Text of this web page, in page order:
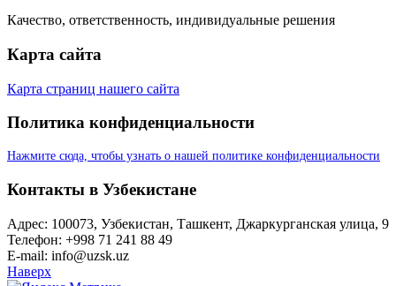
Качество, ответственность, индивидуальные решения
Карта сайта
Карта страниц нашего сайта
Политика конфиденциальности
Нажмите сюда, чтобы узнать о нашей политике конфиденциальности
Контакты в Узбекистане
Адрес: 100073, Узбекистан, Ташкент, Джаркурганская улица, 9
Телефон: +998 71 241 88 49
E-mail: info@uzsk.uz
Наверх